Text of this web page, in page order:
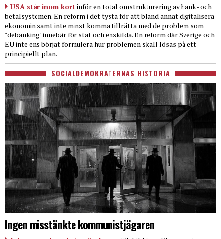
USA står inom kort inför en total omstrukturering av bank- och
betalsystemen. En reform i det tysta för att bland annat digitalisera
ekonomin samt inte minst komma tillrätta med de problem som
"debanking" innebär för stat och enskilda. En reform där Sverige och
EU inte ens börjat formulera hur problemen skall lösas på ett
principiellt plan.
SOCIALDEMOKRATERNAS HISTORIA
Ingen misstänkte kommunistjägaren